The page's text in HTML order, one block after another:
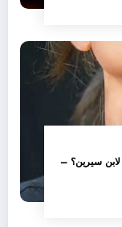
سيرين؟ –